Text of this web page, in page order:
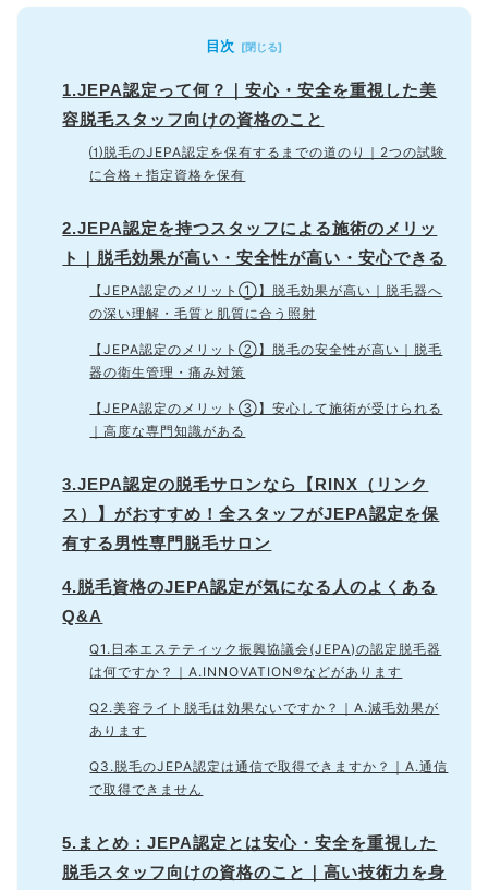
目次
1.JEPA認定って何？｜安心・安全を重視した美
容脱毛スタッフ向けの資格のこと
⑴脱毛のJEPA認定を保有するまでの道のり｜2つの試験
に合格＋指定資格を保有
2.JEPA認定を持つスタッフによる施術のメリッ
ト｜脱毛効果が高い・安全性が高い・安心できる
【JEPA認定のメリット①】脱毛効果が高い｜脱毛器へ
の深い理解・毛質と肌質に合う照射
【JEPA認定のメリット②】脱毛の安全性が高い｜脱毛
器の衛生管理・痛み対策
【JEPA認定のメリット③】安心して施術が受けられる
｜高度な専門知識がある
3.JEPA認定の脱毛サロンなら【RINX（リンク
ス）】がおすすめ！全スタッフがJEPA認定を保
有する男性専門脱毛サロン
4.脱毛資格のJEPA認定が気になる人のよくある
Q&A
Q1.日本エステティック振興協議会(JEPA)の認定脱毛器
は何ですか？｜A.INNOVATION®などがあります
Q2.美容ライト脱毛は効果ないですか？｜A.減毛効果が
あります
Q3.脱毛のJEPA認定は通信で取得できますか？｜A.通信
で取得できません
5.まとめ：JEPA認定とは安心・安全を重視した
脱毛スタッフ向けの資格のこと｜高い技術力を身